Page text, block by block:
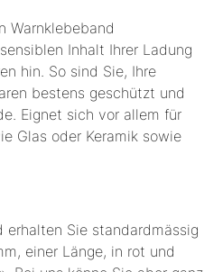
Warnklebeband
Inhalt Ihrer Ladung
hin. So sind Sie, Ihre
bestens geschützt und
Eignet sich vor allem für
Glas oder Keramik sowie
erhalten Sie standardmässig
einer Länge, in rot und